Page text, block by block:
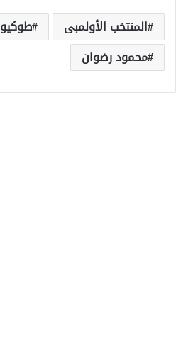
المنتخب الأولمبى طوكيو
محمود رضوان